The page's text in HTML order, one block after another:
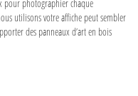
pour photographier chaque
utilisons votre affiche peut sembler
des panneaux d’art en bois